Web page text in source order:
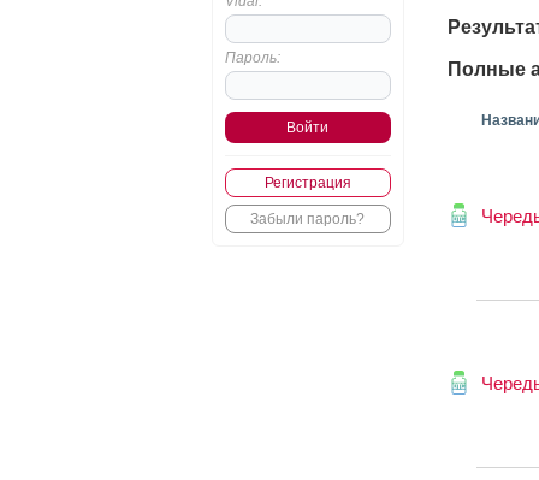
Пароль:
Регистрация
Забыли пароль?
Полные